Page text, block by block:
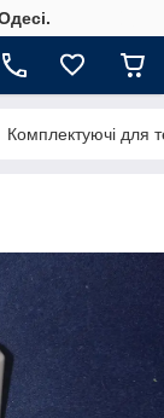
Комплектуючі для